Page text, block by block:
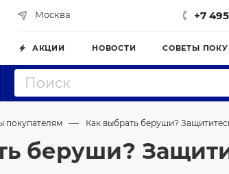
Москва +7
АКЦИИ НОВОСТИ СОВЕТЫ
покупателям — Как выбрать беруши?
беруши?